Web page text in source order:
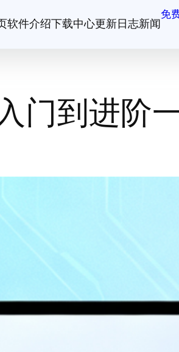
软件介绍下载中心更新日志新闻
免
门到进阶